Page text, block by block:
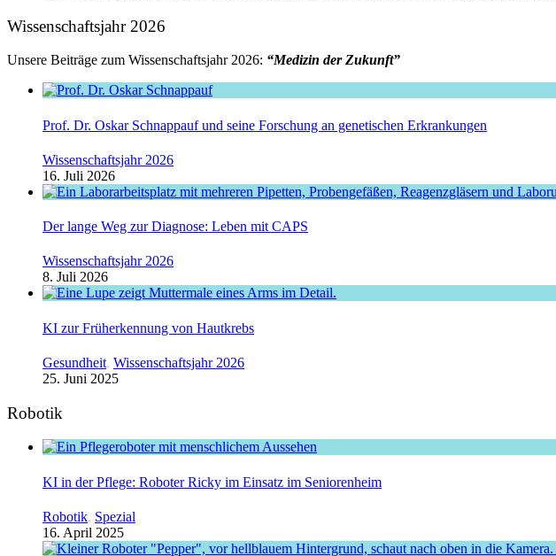
Wissenschaftsjahr 2026
Unsere Beiträge zum Wissenschaftsjahr 2026: “Medizin der Zukunft”
Prof. Dr. Oskar Schnappauf und seine Forschung an genetischen Erkrankungen
Wissenschaftsjahr 2026
16. Juli 2026
Der lange Weg zur Diagnose: Leben mit CAPS
Wissenschaftsjahr 2026
8. Juli 2026
KI zur Früherkennung von Hautkrebs
Gesundheit, Wissenschaftsjahr 2026
25. Juni 2025
Robotik
KI in der Pflege: Roboter Ricky im Einsatz im Seniorenheim
Robotik, Spezial
16. April 2025